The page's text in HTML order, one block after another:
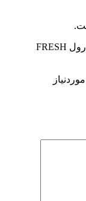
اولین کسی باشید که دیدگاهی می نویسد “مام رول FRESH